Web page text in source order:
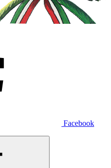
Facebook